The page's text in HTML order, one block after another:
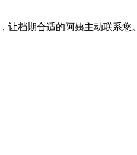
让档期合适的阿姨主动联系您。